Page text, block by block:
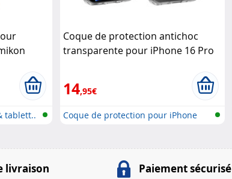
tablett..
Coque de protection antichoc
transparente pour iPhone 16 Pro
14,95€
Coque de protection pour iPhone
livraison Paiement sécurisé